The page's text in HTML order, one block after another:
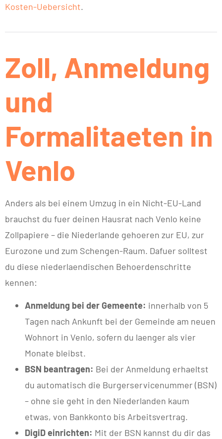
Kosten-Uebersicht.
Zoll, Anmeldung
und
Formalitaeten in
Venlo
Anders als bei einem Umzug in ein Nicht-EU-Land
brauchst du fuer deinen Hausrat nach Venlo keine
Zollpapiere – die Niederlande gehoeren zur EU, zur
Eurozone und zum Schengen-Raum. Dafuer solltest
du diese niederlaendischen Behoerdenschritte
kennen:
Anmeldung bei der Gemeente: innerhalb von 5
Tagen nach Ankunft bei der Gemeinde am neuen
Wohnort in Venlo, sofern du laenger als vier
Monate bleibst.
BSN beantragen: Bei der Anmeldung erhaeltst
du automatisch die Burgerservicenummer (BSN)
– ohne sie geht in den Niederlanden kaum
etwas, von Bankkonto bis Arbeitsvertrag.
DigiD einrichten: Mit der BSN kannst du dir das